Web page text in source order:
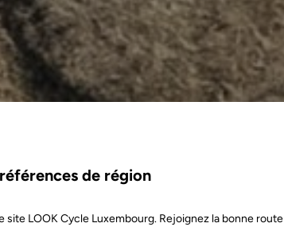
de région
site LOOK Cycle Luxembourg. Rejoignez la bonne route